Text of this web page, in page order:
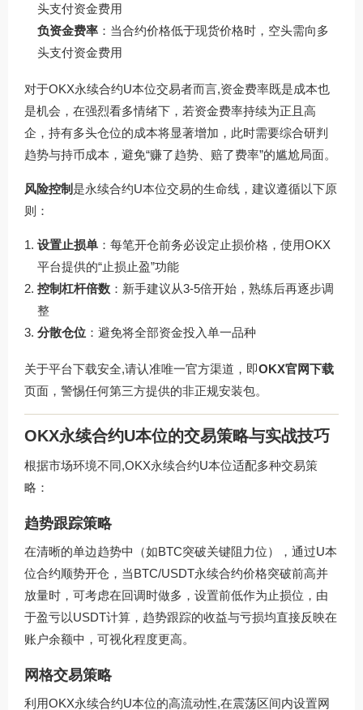
头支付资金费用
负资金费率 ：当合约价格低于现货价格时，空头需向多
头支付资金费用
对于OKX永续合约U本位交易者而言,资金费率既是成本也
是机会，在强烈看多情绪下，若资金费率持续为正且高
企，持有多头仓位的成本将显著增加，此时需要综合研判
趋势与持币成本，避免“赚了趋势、赔了费率”的尴尬局面。
风险控制 是永续合约U本位交易的生命线，建议遵循以下原
则：
设置止损单 ：每笔开仓前务必设定止损价格，使用OKX
平台提供的“止损止盈”功能
控制杠杆倍数 ：新手建议从3-5倍开始，熟练后再逐步调
整
分散仓位 ：避免将全部资金投入单一品种
关于平台下载安全,请认准唯一官方渠道，即OKX官网下载
页面，警惕任何第三方提供的非正规安装包。
OKX永续合约U本位的交易策略与实战技巧
根据市场环境不同,OKX永续合约U本位适配多种交易策
略：
趋势跟踪策略
在清晰的单边趋势中（如BTC突破关键阻力位），通过U本
位合约顺势开仓，当BTC/USDT永续合约价格突破前高并
放量时，可考虑在回调时做多，设置前低作为止损位，由
于盈亏以USDT计算，趋势跟踪的收益与亏损均直接反映在
账户余额中，可视化程度更高。
网格交易策略
利用OKX永续合约U本位的高流动性,在震荡区间内设置网